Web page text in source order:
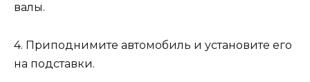
валы.
4. Приподнимите автомобиль и установите его
на подставки.